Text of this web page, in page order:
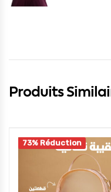
Produits
73% Réduction